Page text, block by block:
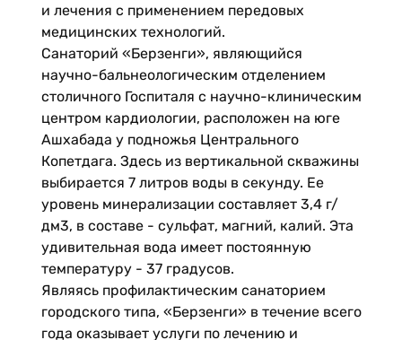
и лечения с применением передовых
медицинских технологий.
Санаторий «Берзенги», являющийся
научно-бальнео­логическим отделением
столичного Госпиталя с научно-клиническим
центром кардиологии, расположен на юге
Ашхабада у подножья Центрального
Копетдага. Здесь из вертикальной скважины
выбирается 7 литров воды в секунду. Ее
уровень минерализации составляет 3,4 г/
дм3, в составе - сульфат, магний, калий. Эта
удивительная вода имеет постоянную
температуру - 37 градусов.
Являясь профилактическим санаторием
городского типа, «Берзенги» в течение всего
года оказывает услуги по лечению и